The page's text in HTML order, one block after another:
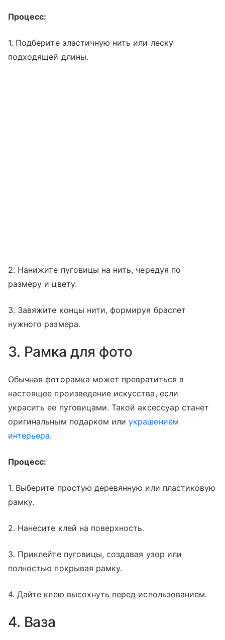
Процесс:
1. Подберите эластичную нить или леску
подходящей длины.
2. Нанижите пуговицы на нить, чередуя по
размеру и цвету.
3. Завяжите концы нити, формируя браслет
нужного размера.
3. Рамка для фото
Обычная фоторамка может превратиться в
настоящее произведение искусства, если
украсить ее пуговицами. Такой аксессуар станет
оригинальным подарком илиукрашением
интерьера.
Процесс:
1. Выберите простую деревянную или пластиковую
рамку.
2. Нанесите клей на поверхность.
3. Приклейте пуговицы, создавая узор или
полностью покрывая рамку.
4. Дайте клею высохнуть перед использованием.
4. Ваза